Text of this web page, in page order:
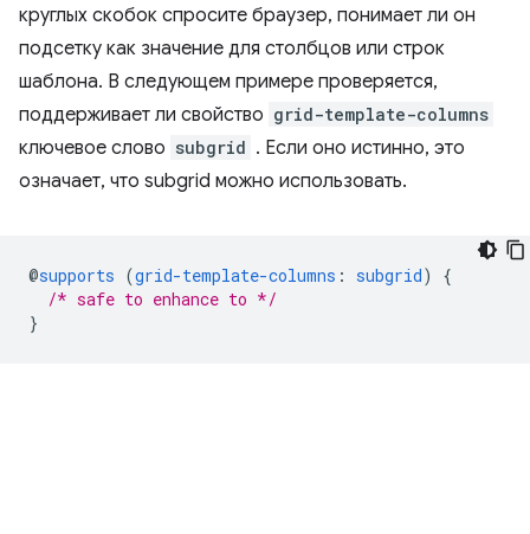
круглых скобок спросите браузер, понимает ли он
подсетку как значение для столбцов или строк
шаблона. В следующем примере проверяется,
поддерживает ли свойство grid-template-columns
ключевое слово subgrid . Если оно истинно, это
означает, что subgrid можно использовать.
@supports (grid-template-columns : subgrid)
{
/* safe to enhance to */
}